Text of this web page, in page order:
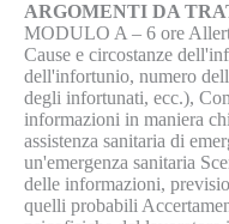
ARGOMENTI DA
MODULO A – 6 ore
Cause e circostanze
dell'infortunio, numero
degli infortunati, ecc.),
informazioni in maniera
assistenza sanitaria di
un'emergenza sanitaria
delle informazioni,
quelli probabili